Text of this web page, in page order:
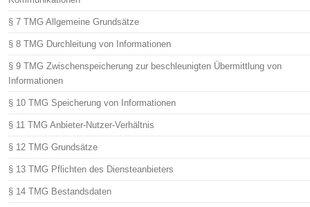
§ 7 TMG Allgemeine Grundsätze
§ 8 TMG Durchleitung von Informationen
§ 9 TMG Zwischenspeicherung zur beschleunigten Übermittlung von
Informationen
§ 10 TMG Speicherung von Informationen
§ 11 TMG Anbieter-Nutzer-Verhältnis
§ 12 TMG Grundsätze
§ 13 TMG Pflichten des Diensteanbieters
§ 14 TMG Bestandsdaten